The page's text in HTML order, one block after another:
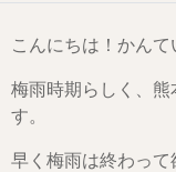
こんにちは！かんて
梅雨時期らしく、熊
す。
早く梅雨は終わって